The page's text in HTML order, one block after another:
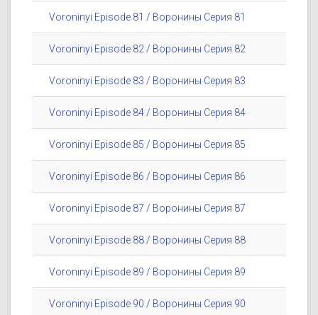
Voroninyi Episode 81 / Воронины Серия 81
Voroninyi Episode 82 / Воронины Серия 82
Voroninyi Episode 83 / Воронины Серия 83
Voroninyi Episode 84 / Воронины Серия 84
Voroninyi Episode 85 / Воронины Серия 85
Voroninyi Episode 86 / Воронины Серия 86
Voroninyi Episode 87 / Воронины Серия 87
Voroninyi Episode 88 / Воронины Серия 88
Voroninyi Episode 89 / Воронины Серия 89
Voroninyi Episode 90 / Воронины Серия 90